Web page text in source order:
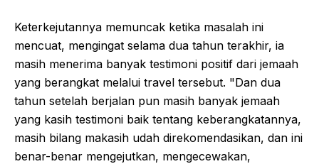
Keterkejutannya memuncak ketika masalah ini
mencuat, mengingat selama dua tahun terakhir, ia
masih menerima banyak testimoni positif dari jemaah
yang berangkat melalui travel tersebut. "Dan dua
tahun setelah berjalan pun masih banyak jemaah
yang kasih testimoni baik tentang keberangkatannya,
masih bilang makasih udah direkomendasikan, dan ini
benar-benar mengejutkan, mengecewakan,